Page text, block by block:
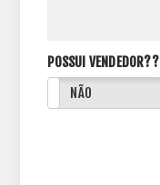
POSSUI VENDEDOR??
NÃO